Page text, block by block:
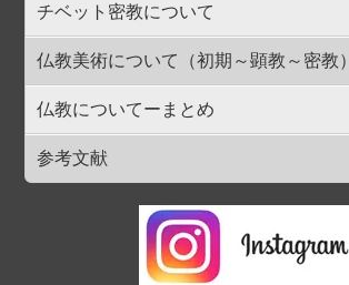
チベット密教について
仏教美術について（初期～顕教～密教）
仏教についてーまとめ
参考文献